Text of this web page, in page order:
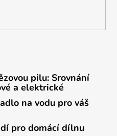
pilu: Srovnání
a elektrické
na vodu pro váš
pro domácí dílnu